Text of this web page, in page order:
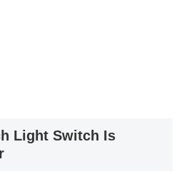
Light Switch Is